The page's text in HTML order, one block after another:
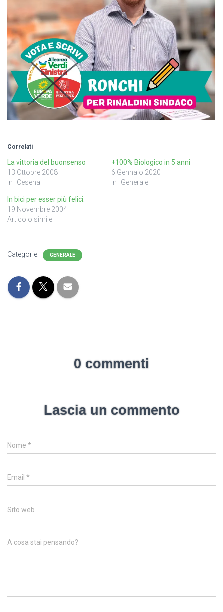
Correlati
La vittoria del buonsenso
13 Ottobre 2008
In "Cesena"
+100% Biologico in 5 anni
6 Gennaio 2020
In "Generale"
In bici per esser più felici.
19 Novembre 2004
Articolo simile
Categorie: GENERALE
0 commenti
Lascia un commento
Nome *
Email *
Sito web
A cosa stai pensando?